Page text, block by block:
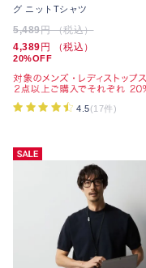
グ ニットTシャツ
5,489円 （税込）
4,389円 （税込）
20%OFF
4.5(17件)